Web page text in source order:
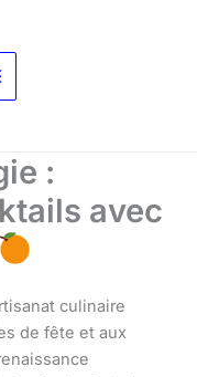
:
avec
culinaire
de fête et aux